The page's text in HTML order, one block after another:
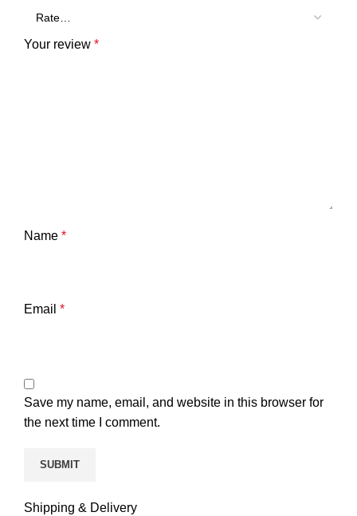
Your review *
Name *
Email *
Save my name, email, and website in this browser for
the next time I comment.
Shipping & Delivery